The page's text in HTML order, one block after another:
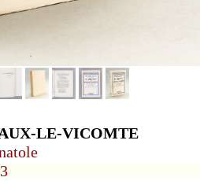
LE-VICOMTE